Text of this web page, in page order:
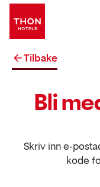
Tilbake
Bli
Skriv inn e-
kode